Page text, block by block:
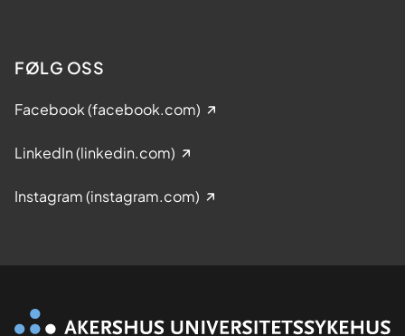
FØLG OSS
Facebook (facebook.com)
LinkedIn (linkedin.com)
Instagram (instagram.com)